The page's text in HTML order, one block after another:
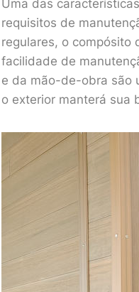
Uma das
requisitos de
regulares, o compósito
facilidade de
e da mão-de-obra são
o exterior manterá sua